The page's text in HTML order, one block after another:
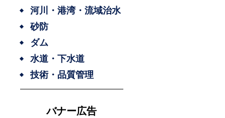
河川・港湾・流域治水
砂防
ダム
水道・下水道
技術・品質管理
バナー広告